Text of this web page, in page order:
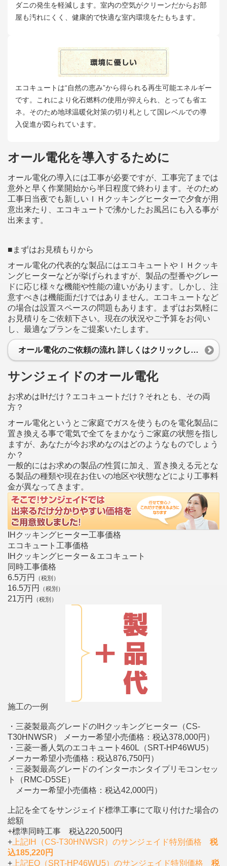
ダニの発生を軽減します。室内の空気がクリーンだからお部
屋も汚れにくく、健康的で快適な室内環境をたもちます。
エコキュートは“自然の恵み”から得られる再生可能エネルギー
です。これにより化石燃料の使用が抑えられ、とっても省エ
ネ。そのため地球温暖化対策の切り札として国レベルでの導
入促進が図られています。
オール電化を導入するために
オール電化の導入には工事が必要ですが、工事完了までは
意外と早く作業開始から半日程度で終わります。そのため
工事日当夜でも新しいＩＨクッキングヒーターで夕食が用
意出来たり、エコキュートで沸かしたお風呂にも入る事が
出来ます。
■まずはお見積もりから
オール電化の代表的な製品にはエコキュートやＩＨクッキ
ングヒーターなどが挙げられますが、製品の型番やグレー
ドに応じ様々な機能や性能の違いがあります。しかし、注
意すべきは機能面だけではありません。エコキュートなど
の場合は設置スペースの問題もあります。まずはお気軽に
お見積りをご依頼下さい。現在の状況やご予算をお伺い
し、最適なプランをご提案いたします。
オール電化のご依頼の流れ 詳しくはクリックしてください
サンジェイドのオール電化
お求めはIHだけ？エコキュートだけ？それとも、その両
方？
オール電化というとご家庭でガスを使うものを電化製品に
置き換える事で電気で全てをまかなうご家庭の状態を指し
ますが、あなたが今お求めなのはどのようなものでしょう
か？
一般的にはお求めの製品の性質に加え、置き換える元とな
る製品の種類や現在お住いの地区や状態などにより工事料
金が異なってきます。
IHクッキングヒーター工事価格
エコキュート工事価格
IHクッキングヒーター＆エコキュート
同時工事価格
6.5万円
（税別）
16.5万円 （税別）
21万円 （税別）
施工の一例
・三菱製最高グレードのIHクッキングヒーター（CS-
T30HNWSR） メーカー希望小売価格：税込378,000円）
・三菱一番人気のエコキュート460L（SRT-HP46WU5）
メーカー希望小売価格：税込876,750円）
・三菱製最高グレードのインターホンタイプリモコンセッ
ト（RMC-D5SE）
メーカー希望小売価格：税込42,000円）
上記を全てをサンジェイド標準工事にて取り付けた場合の
総額
+標準同時工事 税込220,500円
+ 上記IH（CS-T30HNWSR）のサンジェイド特別価格 税
込185,220円
+ 上記EQ（SRT-HP46WU5）のサンジェイド特別価格 税